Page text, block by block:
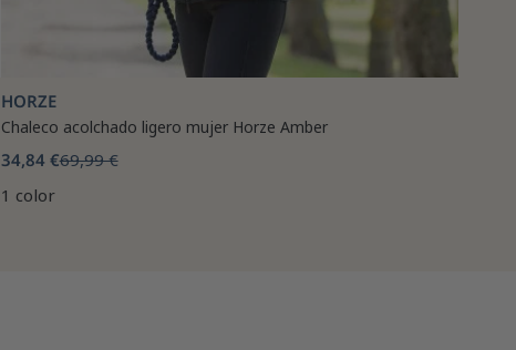
HORZE
Chaleco acolchado ligero mujer Horze Amber
34,84 €69,99 €
1 color